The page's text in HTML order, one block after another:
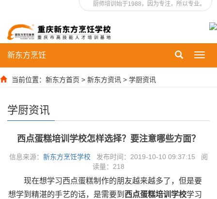
厨师培训始于1988，因为专注，所以专业。
新东方烹饪
当前位置： 新东方首页 > 新东方资讯 > 学厨资讯
学厨资讯
西点蛋糕培训学校怎样选择？要注意哪些方面？
信息来源： 新东方烹饪学校 发布时间：2019-10-10 09:37:15 阅
读量： 218
现在想学习西点蛋糕制作的朋友越来越多了，但是要
想学到精湛的手艺的话，是需要到 西点蛋糕培训学校学习